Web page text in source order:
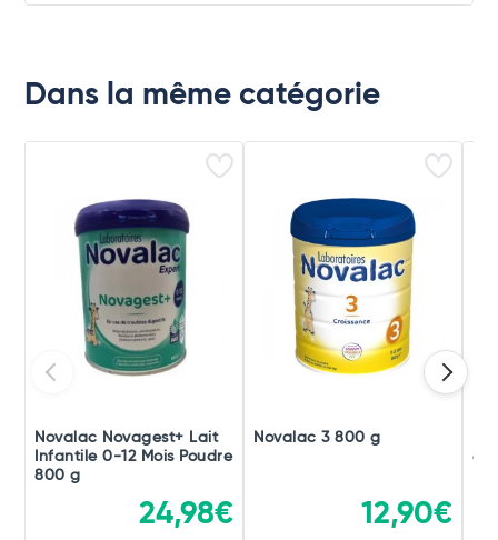
Dans la même catégorie
Novalac Novagest+ Lait
Infantile 0-12 Mois Poudre
800 g
24,98€
Novalac 3 800 g
12,90€